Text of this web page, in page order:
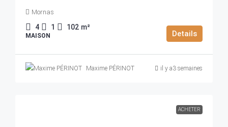
Mornas
4 1 102 m²
MAISON Details
Maxime PÉRINOT il y a3 semaines
ACHETER